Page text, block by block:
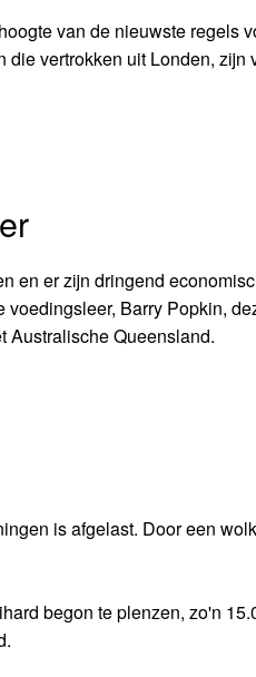
van de nieuwste regels
vertrokken uit Londen, zijn
en er zijn dringend
Barry Popkin,
Australische Queensland.
is afgelast. Door een
begon te plenzen, zo'n